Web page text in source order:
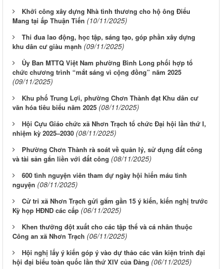
Khởi công xây dựng Nhà tình thương cho hộ ông Điểu
Mang tại ấp Thuận Tiến (10/11/2025)
Thi đua lao động, học tập, sáng tạo, góp phần xây dựng
khu dân cư giàu mạnh (09/11/2025)
Ủy Ban MTTQ Việt Nam phường Bình Long phối hợp tổ
chức chương trình “mắt sáng vì cộng đồng” năm 2025
(09/11/2025)
Khu phố Trung Lợi, phường Chơn Thành đạt Khu dân cư
văn hóa tiêu biểu năm 2025 (08/11/2025)
Hội Cựu Giáo chức xã Nhơn Trạch tổ chức Đại hội lần thứ I,
nhiệm kỳ 2025–2030 (08/11/2025)
Phường Chơn Thành rà soát về quản lý, sử dụng đất công
và tài sản gắn liền với đất công (08/11/2025)
600 tình nguyện viên tham dự ngày hội hiến máu tình
nguyện (08/11/2025)
Cử tri xã Nhơn Trạch gửi gắm gần 15 ý kiến, kiến nghị trước
Kỳ họp HĐND các cấp (06/11/2025)
Khen thưởng đột xuất cho các tập thể và cá nhân thuộc
Công an xã Nhơn Trạch (06/11/2025)
Hội nghị lấy ý kiến góp ý vào dự thảo các văn kiện trình đại
hội đại biểu toàn quốc lần thứ XIV của Đảng (06/11/2025)